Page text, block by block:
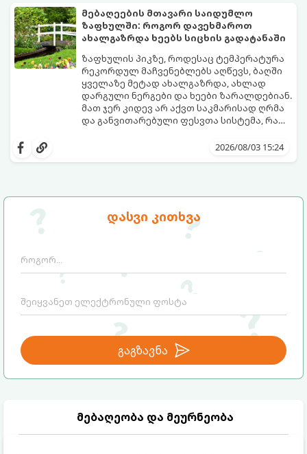
დასვი კითხვა
გაგზავნა
მებაღეობა და მეურნეობა
კარგად და როგორ მოუაროთ მათ სწორად.
მებაღეების მთავარი საიდუმლო
ზაფხულში: როგორ დავეხმაროთ
ახალგაზრდა ხეებს სიცხის გადატანაში
ზაფხულის პიკზე, როდესაც ტემპერატურა
რეკორდულ მაჩვენებლებს აღწევს, ბაღში
ყველაზე მეტად ახალგაზრდა, ახლად
დარგული ნერგები და ხეები ზარალდებიან.
მათ ჯერ კიდევ არ აქვთ საკმარისად ღრმა
და განვითარებული ფესვთა სისტემა, რათა
დამოუკიდებლად მოიპოვონ.
არ დავეხმარებით, მათ შესაძლოა
გთავაზობთ მებაღეების გამოცდილ
როგორ გადავარჩინოთ ახალგაზრდა ხეები
2026/08/03 15:24